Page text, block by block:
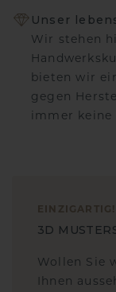
Unser
Wir stehen
bieten wir
gegen
immer keine
EINZIGARTIG !
3D
Wollen Sie
Ihnen